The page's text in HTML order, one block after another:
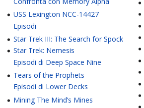
USS Lexington NCC-14427
Episodi
Star Trek III: The Search for Spock
Star Trek: Nemesis
Episodi di Deep Space Nine
Tears of the Prophets
Episodi di Lower Decks
Mining The Mind’s Mines